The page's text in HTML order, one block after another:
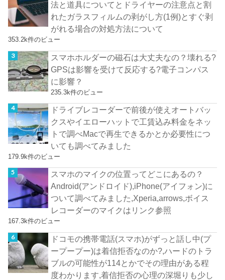
法と道具についてとドライヤーの注意点と割
れたガラスフィルムの剥がし方(1例)とすぐ剥
がれる場合の対処方法について
353.2k件のビュー
スマホホルダーの磁石は大丈夫なの？壊れる?
GPSは影響を受けて反応する?電子コンパス
に影響？
235.3k件のビュー
ドライブレコーダーで前後が使えオートバッ
クスやイエローハットで工賃込み料金をネッ
トで調べMacで再生できるかとか必要性につ
いても調べてみました
179.9k件のビュー
スマホのマイクの位置ってどこにあるの？
Android(アンドロイド),iPhone(アイフォン)に
ついて調べてみました,Xperia,arrows,ボイス
レコーダーのマイクはリンク参照
167.3k件のビュー
ドコモの携帯電話(スマホ)がずっと話し中(プ
ープープー)は着信拒否なのか?,ハードのトラ
ブルの可能性が114とかでその理由がある程
度わかります,着信拒否の心理の深堀りも少し